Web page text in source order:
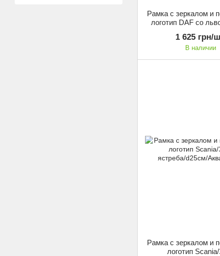
Рамка с зеркалом и
логотип DAF со
1 625 грн/
В наличии
Рамка с зеркалом и
логотип